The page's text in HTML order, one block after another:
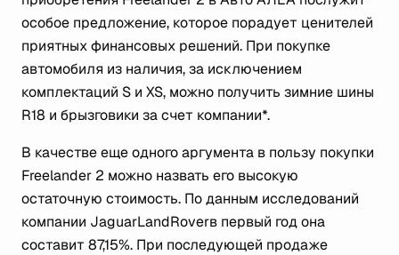
особое предложение, которое порадует ценителей
приятных финансовых решений. При покупке
автомобиля из наличия, за исключением
комплектаций S и XS, можно получить зимние шины
R18 и брызговики за счет компании*.
В качестве еще одного аргумента в пользу покупки
Freelander 2 можно назвать его высокую
остаточную стоимость. По данным исследований
компании JaguarLandRoverв первый год она
составит 87,15%. При последующей продаже